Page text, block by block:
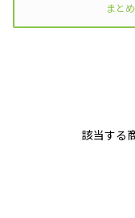
まと
該当する